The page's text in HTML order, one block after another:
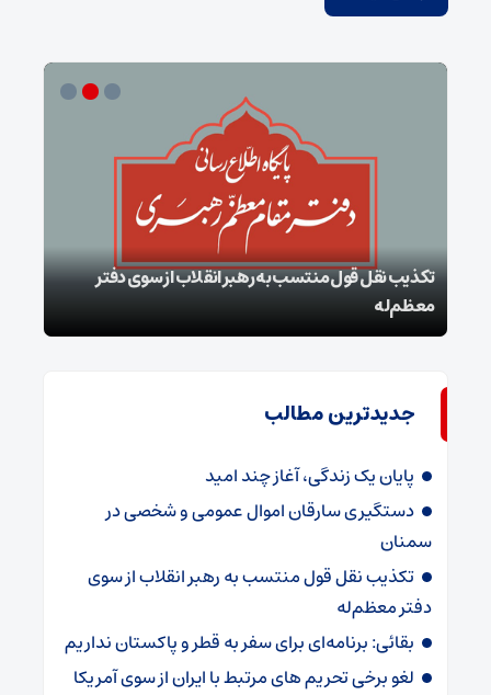
تکذیب نقل قول منتسب به رهبر انقلاب از سوی دفتر
معظم‌له
جدیدترین مطالب
پایان یک زندگی، آغاز چند امید
دستگیری سارقان اموال عمومی و شخصی در
سمنان
تکذیب نقل قول منتسب به رهبر انقلاب از سوی
دفتر معظم‌له
بقائی: برنامه‌ای برای سفر به قطر و پاکستان نداریم
لغو برخی تحریم های مرتبط با ایران از سوی آمریکا